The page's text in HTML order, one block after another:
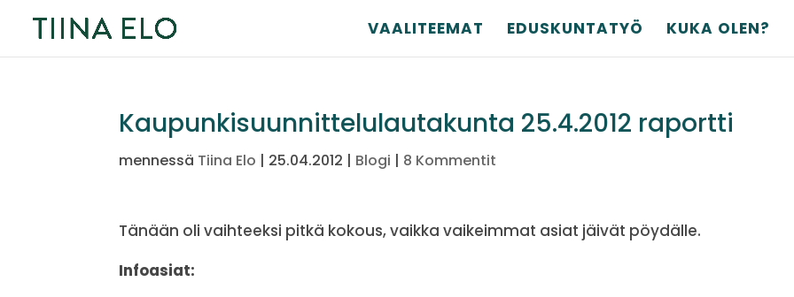
VAALITEEMAT EDUSKUNTATYÖ KUKA OLEN?
Kaupunkisuunnittelulautakunta 25.4.2012 raportti
mennessä Tiina Elo | 25.04.2012 | Blogi | 8 Kommentit
Tänään oli vaihteeksi pitkä kokous, vaikka vaikeimmat asiat jäivät pöydälle.
Infoasiat: